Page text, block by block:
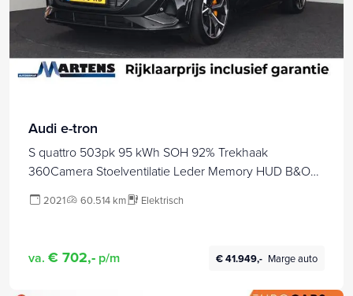
Audi e-tron
S quattro 503pk 95 kWh SOH 92% Trekhaak
360Camera Stoelventilatie Leder Memory HUD B&O
2021 60.514 km Elektrisch
va. € 702,- p/m € 41.949,- Marge auto